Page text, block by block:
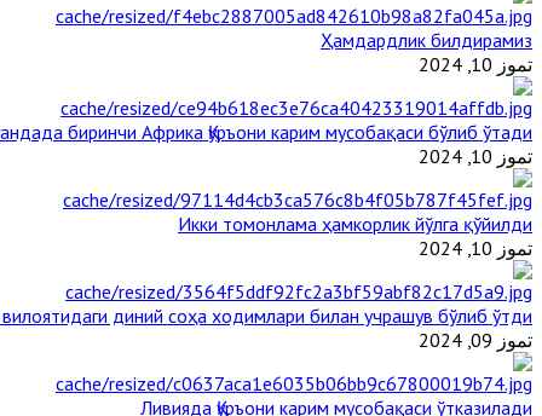
Ҳамдардлик билдирамиз
تموز 10, 2024
биринчи Aфрика Қуръони карим мусобақаси бўлиб ўтади
تموز 10, 2024
Икки томонлама ҳамкорлик йўлга қўйилди
تموز 10, 2024
диний соҳа ходимлари билан учрашув бўлиб ўтди
تموز 09, 2024
Ливияда Қуръони карим мусобақаси ўтказилади